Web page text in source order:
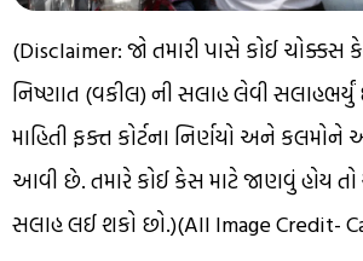
(Disclaimer: જો તમારી પાસે કોઈ ચોક્કસ
નિષ્ણાત (વકીલ) ની સલાહ લેવી
માહિતી ફક્ત કોર્ટના નિર્ણયો અને
આવી છે. તમારે કોઈ કેસ માટે જાણવું હોય તો
સલાહ લઈ શકો છો.)(All Image Credit-